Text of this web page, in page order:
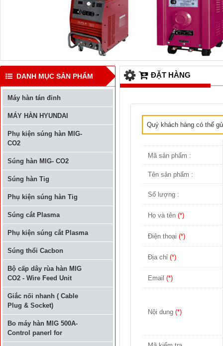
DANH MỤC SẢN PHẨM
Máy hàn tán đinh
MÁY HÀN HYUNDAI
Phụ kiện súng hàn MIG-
CO2
Súng hàn MIG- CO2
Súng hàn Tig
Phụ kiện súng hàn Tig
Súng cắt Plasma
Phụ kiện súng cắt Plasma
Súng thổi Cacbon
Bộ cấp dây rùa hàn MIG
CO2 - Wire Feed Unit
Giắc nối nhanh ( Cable
Plug & Socket)
Bo máy hàn MIG 500A-
Control panerl for
ĐẶT HÀNG
Quý khách hàng có thể
Mã sản phẩm :
Tên sản phẩm :
Số lượng :
Họ và tên(*)
Điện thoại(*)
Địa chỉ(*)
Email(*)
Nội dung(*)